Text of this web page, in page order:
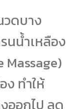
วดบาง
นน้ําเหลือง
ง ทำให้
ออกไป ลด